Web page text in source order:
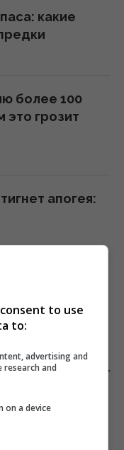
какие
более 100
это грозит
апогея:
которые
весом
в
удара по
призвал не
to use
to:
advertising and
research and
on a device